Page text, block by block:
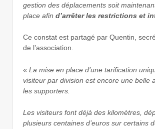
gestion des déplacements soit
place afin d’arrêter les restrictions et
Ce constat est partagé par Quentin,
de l’association.
« La mise en place d’une tarification
visiteur par division est encore une belle
les supporters.
Les visiteurs font déjà des kilomètres,
plusieurs centaines d’euros sur certains